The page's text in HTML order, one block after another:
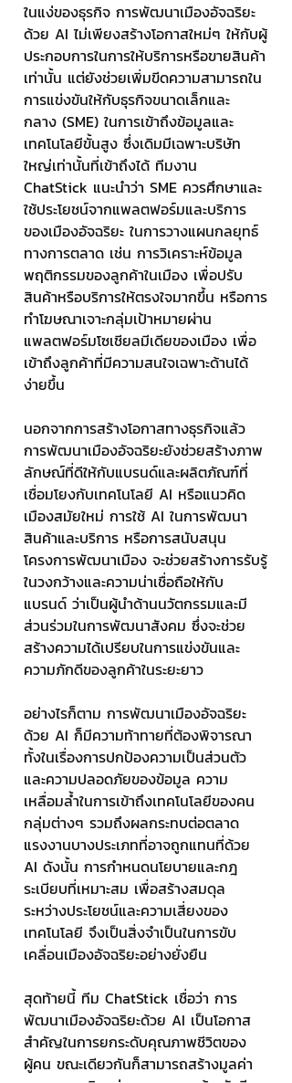
ในแง่ของธุรกิจ การพัฒนาเมืองอัจฉริยะ
ด้วย AI ไม่เพียงสร้างโอกาสใหม่ๆ ให้กับผู้
ประกอบการในการให้บริการหรือขายสินค้า
เท่านั้น แต่ยังช่วยเพิ่มขีดความสามารถใน
การแข่งขันให้กับธุรกิจขนาดเล็กและ
กลาง (SME) ในการเข้าถึงข้อมูลและ
เทคโนโลยีขั้นสูง ซึ่งเดิมมีเฉพาะบริษัท
ใหญ่เท่านั้นที่เข้าถึงได้ ทีมงาน
ChatStick แนะนำว่า SME ควรศึกษาและ
ใช้ประโยชน์จากแพลตฟอร์มและบริการ
ของเมืองอัจฉริยะ ในการวางแผนกลยุทธ์
ทางการตลาด เช่น การวิเคราะห์ข้อมูล
พฤติกรรมของลูกค้าในเมือง เพื่อปรับ
สินค้าหรือบริการให้ตรงใจมากขึ้น หรือการ
ทำโฆษณาเจาะกลุ่มเป้าหมายผ่าน
แพลตฟอร์มโซเชียลมีเดียของเมือง เพื่อ
เข้าถึงลูกค้าที่มีความสนใจเฉพาะด้านได้
ง่ายขึ้น
นอกจากการสร้างโอกาสทางธุรกิจแล้ว
การพัฒนาเมืองอัจฉริยะยังช่วยสร้างภาพ
ลักษณ์ที่ดีให้กับแบรนด์และผลิตภัณฑ์ที่
เชื่อมโยงกับเทคโนโลยี AI หรือแนวคิด
เมืองสมัยใหม่ การใช้ AI ในการพัฒนา
สินค้าและบริการ หรือการสนับสนุน
โครงการพัฒนาเมือง จะช่วยสร้างการรับรู้
ในวงกว้างและความน่าเชื่อถือให้กับ
แบรนด์ ว่าเป็นผู้นำด้านนวัตกรรมและมี
ส่วนร่วมในการพัฒนาสังคม ซึ่งจะช่วย
สร้างความได้เปรียบในการแข่งขันและ
ความภักดีของลูกค้าในระยะยาว
อย่างไรก็ตาม การพัฒนาเมืองอัจฉริยะ
ด้วย AI ก็มีความท้าทายที่ต้องพิจารณา
ทั้งในเรื่องการปกป้องความเป็นส่วนตัว
และความปลอดภัยของข้อมูล ความ
เหลื่อมล้ำในการเข้าถึงเทคโนโลยีของคน
กลุ่มต่างๆ รวมถึงผลกระทบต่อตลาด
แรงงานบางประเภทที่อาจถูกแทนที่ด้วย
AI ดังนั้น การกำหนดนโยบายและกฎ
ระเบียบที่เหมาะสม เพื่อสร้างสมดุล
ระหว่างประโยชน์และความเสี่ยงของ
เทคโนโลยี จึงเป็นสิ่งจำเป็นในการขับ
เคลื่อนเมืองอัจฉริยะอย่างยั่งยืน
สุดท้ายนี้ ทีม ChatStick เชื่อว่า การ
พัฒนาเมืองอัจฉริยะด้วย AI เป็นโอกาส
สำคัญในการยกระดับคุณภาพชีวิตของ
ผู้คน ขณะเดียวกันก็สามารถสร้างมูลค่า